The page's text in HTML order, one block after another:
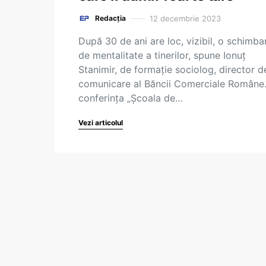
Redacția 12 decembrie 2023
După 30 de ani are loc, vizibil, o
de mentalitate a tinerilor, spune Ionuț
Stanimir, de formație sociolog, director
comunicare al Băncii Comerciale
conferința „Școala de…
Vezi articolul